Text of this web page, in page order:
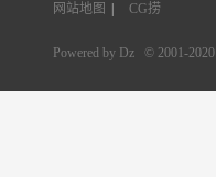
网站地图 CG捞
Powered by Dz © 2001-2020